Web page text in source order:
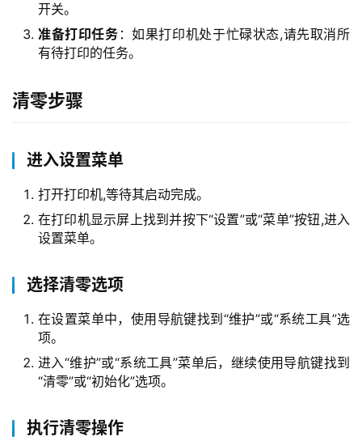
开关。
准备打印任务 ：如果打印机处于忙碌状态,请先取消所
有待打印的任务。
清零步骤
进入设置菜单
打开打印机,等待其启动完成。
在打印机显示屏上找到并按下“设置”或“菜单”按钮,进入
设置菜单。
选择清零选项
在设置菜单中，使用导航键找到“维护”或“系统工具”选
项。
进入“维护”或“系统工具”菜单后，继续使用导航键找到
“清零”或“初始化”选项。
执行清零操作